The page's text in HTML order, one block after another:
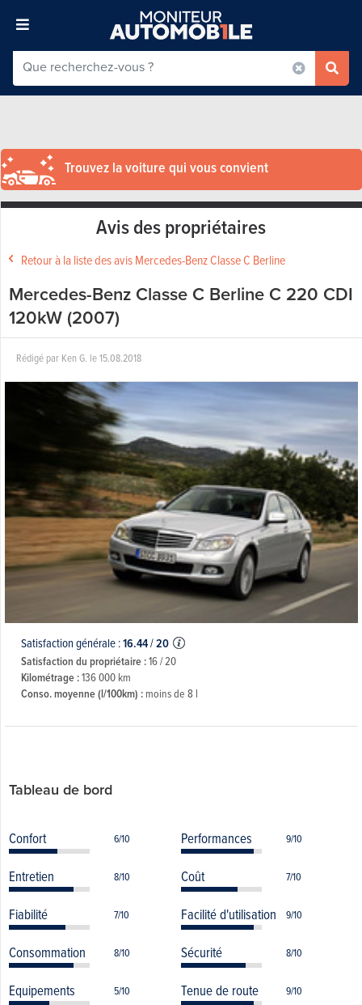
Trouvez la voiture qui vous convient
Avis des propriétaires
Retour à la liste des avis Mercedes-Benz Classe C Berline
Mercedes-Benz Classe C Berline C 220 CDI
120kW (2007)
Rédigé par Ken G. le15.08.2018
Satisfaction générale :16.44/20
Satisfaction du propriétaire :16 / 20
Kilométrage :136 000 km
Conso. moyenne (l/100km) :moins de 8 l
Tableau de bord
Confort 6/10 Performances 9/10
Entretien 8/10 Coût 7/10
Fiabilité 7/10 Facilité d'utilisation 9/10
Consommation 8/10 Sécurité 8/10
Equipements 5/10 Tenue de route 9/10